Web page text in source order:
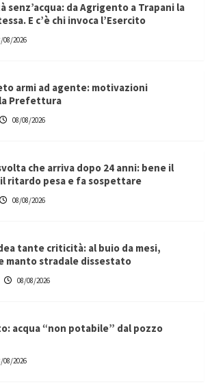
senz’acqua: da Agrigento a Trapani la
E c’è chi invoca l’Esercito
08/2026
armi ad agente: motivazioni
Prefettura
08/08/2026
che arriva dopo 24 anni: bene il
ritardo pesa e fa sospettare
08/08/2026
tante criticità: al buio da mesi,
manto stradale dissestato
08/08/2026
acqua “non potabile” dal pozzo
08/2026